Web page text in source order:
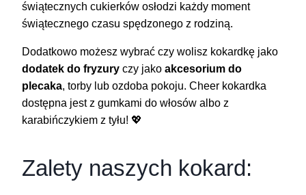
świątecznych cukierków osłodzi każdy moment
świątecznego czasu spędzonego z rodziną.
Dodatkowo możesz wybrać czy wolisz kokardkę jako
dodatek do fryzury czy jako akcesorium do
plecaka, torby lub ozdoba pokoju. Cheer kokardka
dostępna jest z gumkami do włosów albo z
karabińczykiem z tyłu! 💖
Zalety naszych kokard: